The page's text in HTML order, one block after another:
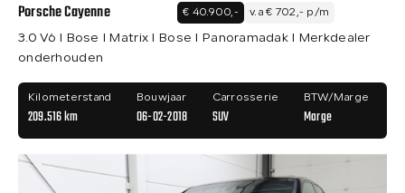
Porsche Cayenne € 40.900,- v.a € 702,- p/m
3.0 V6 I Bose I Matrix I Bose I Panoramadak I Merkdealer
onderhouden
Kilometerstand
209.516 km
Bouwjaar
06-02-2018
Carrosserie
SUV
BTW/Marge
Marge